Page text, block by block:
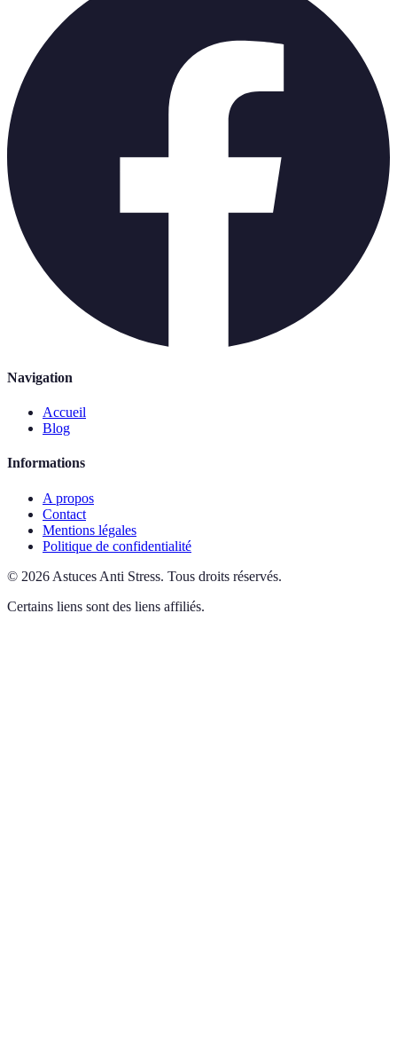
Navigation
Accueil
Blog
Informations
A propos
Contact
Mentions légales
Politique de confidentialité
© 2026 Astuces Anti Stress. Tous droits réservés.
Certains liens sont des liens affiliés.